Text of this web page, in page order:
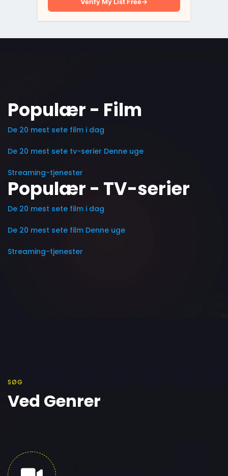
Populær - Film
De 20 mest sete film i dag
De 20 mest sete tv-serier Denne uge
Streaming-tjenester
Populær - TV-serier
De 20 mest sete film i dag
De 20 mest sete film Denne uge
Streaming-tjenester
SØG
Ved Genrer